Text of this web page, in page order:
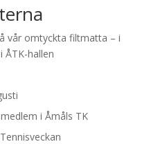
vår omtyckta filtmatta – i
ÅTK-hallen
i Åmåls TK